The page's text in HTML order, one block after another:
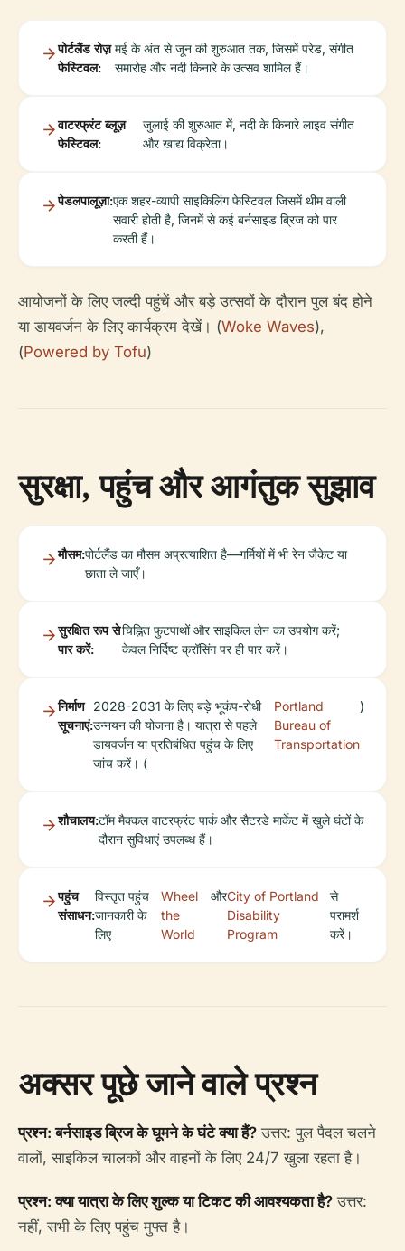
पोर्टलैंड रोज़
फेस्टिवल:
मई के अंत से जून की शुरुआत तक, जिसमें परेड, संगीत
समारोह और नदी किनारे के उत्सव शामिल हैं।
वाटरफ्रंट ब्लूज़
फेस्टिवल:
जुलाई की शुरुआत में, नदी के किनारे लाइव संगीत
और खाद्य विक्रेता।
पेडलपालूज़ा:एक शहर-व्यापी साइकिलिंग फेस्टिवल जिसमें थीम वाली
सवारी होती है, जिनमें से कई बर्नसाइड ब्रिज को पार
करती हैं।
आयोजनों के लिए जल्दी पहुंचें और बड़े उत्सवों के दौरान पुल बंद होने
या डायवर्जन के लिए कार्यक्रम देखें। (Woke Waves),
(Powered by Tofu)
सुरक्षा, पहुंच और आगंतुक सुझाव
मौसम:पोर्टलैंड का मौसम अप्रत्याशित है—गर्मियों में भी रेन जैकेट या
छाता ले जाएँ।
सुरक्षित रूप से
पार करें:
चिह्नित फुटपाथों और साइकिल लेन का उपयोग करें;
केवल निर्दिष्ट क्रॉसिंग पर ही पार करें।
निर्माण
सूचनाएं:
2028-2031 के लिए बड़े भूकंप-रोधी
उन्नयन की योजना है। यात्रा से पहले
डायवर्जन या प्रतिबंधित पहुंच के लिए
जांच करें। (
Portland
Bureau of
Transportation
)
शौचालय:टॉम मैक्कल वाटरफ्रंट पार्क और सैटरडे मार्केट में खुले घंटों के
दौरान सुविधाएं उपलब्ध हैं।
पहुंच
संसाधन:
विस्तृत पहुंच
जानकारी के
लिए
Wheel
the
World
औरCity of Portland
Disability
Program
से
परामर्श
करें।
अक्सर पूछे जाने वाले प्रश्न
प्रश्न: बर्नसाइड ब्रिज के घूमने के घंटे क्या हैं? उत्तर: पुल पैदल चलने
वालों, साइकिल चालकों और वाहनों के लिए 24/7 खुला रहता है।
प्रश्न: क्या यात्रा के लिए शुल्क या टिकट की आवश्यकता है? उत्तर:
नहीं, सभी के लिए पहुंच मुफ्त है।